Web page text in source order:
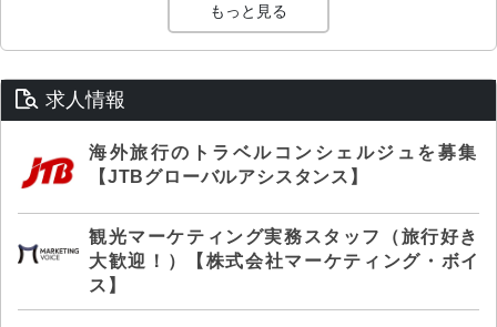
もっと見る
求人情報
海外旅行のトラベルコンシェルジュを募集
【JTBグローバルアシスタンス】
観光マーケティング実務スタッフ（旅行好き
大歓迎！）【株式会社マーケティング・ボイ
ス】